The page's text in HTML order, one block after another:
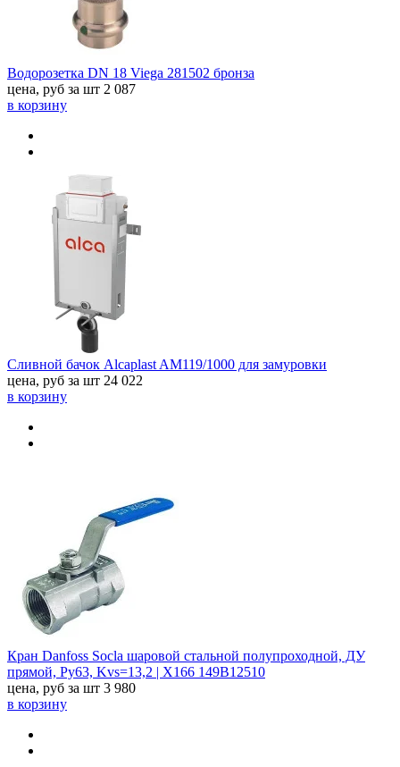
Водорозетка DN 18 Viega 281502 бронза
цена, руб за шт 2 087
в корзину
Сливной бачок Alcaplast AM119/1000 для замуровки
цена, руб за шт 24 022
в корзину
Кран Danfoss Socla шаровой стальной полупроходной, ДУ
прямой, Ру63, Kvs=13,2 | X166 149B12510
цена, руб за шт 3 980
в корзину